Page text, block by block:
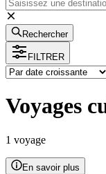
Rechercher
FILTRER
Voyages
1 voyage
En savoir plus